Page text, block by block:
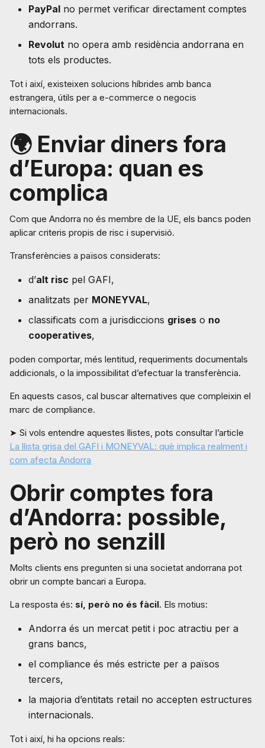
PayPal no permet verificar directament comptes
andorrans.
Revolut no opera amb residència andorrana en
tots els productes.
Tot i així, existeixen solucions híbrides amb banca
estrangera, útils per a e-commerce o negocis
internacionals.
🌍 Enviar diners fora
d’Europa: quan es
complica
Com que Andorra no és membre de la UE, els bancs poden
aplicar criteris propis de risc i supervisió.
Transferències a països considerats:
d’alt risc pel GAFI,
analitzats per MONEYVAL,
classificats com a jurisdiccions grises o no
cooperatives,
poden comportar, més lentitud, requeriments documentals
addicionals, o la impossibilitat d’efectuar la transferència.
En aquests casos, cal buscar alternatives que compleixin el
marc de compliance.
➤ Si vols entendre aquestes llistes, pots consultar l’article
La llista grisa del GAFI i MONEYVAL: què implica realment i
com afecta Andorra
Obrir comptes fora
d’Andorra: possible,
però no senzill
Molts clients ens pregunten si una societat andorrana pot
obrir un compte bancari a Europa.
La resposta és: sí, però no és fàcil. Els motius:
Andorra és un mercat petit i poc atractiu per a
grans bancs,
el compliance és més estricte per a països
tercers,
la majoria d’entitats retail no accepten estructures
internacionals.
Tot i així, hi ha opcions reals: